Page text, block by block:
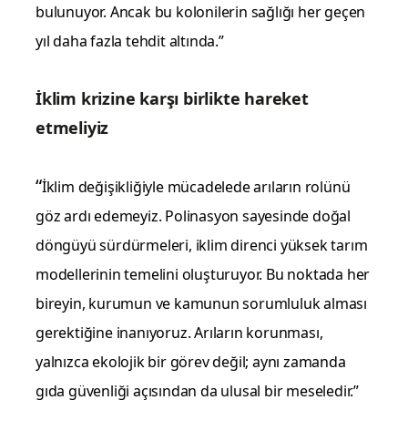
bulunuyor. Ancak bu kolonilerin sağlığı her geçen
yıl daha fazla tehdit altında.”
İklim krizine karşı birlikte hareket
etmeliyiz
“İklim değişikliğiyle mücadelede arıların rolünü
göz ardı edemeyiz. Polinasyon sayesinde doğal
döngüyü sürdürmeleri, iklim direnci yüksek tarım
modellerinin temelini oluşturuyor. Bu noktada her
bireyin, kurumun ve kamunun sorumluluk alması
gerektiğine inanıyoruz. Arıların korunması,
yalnızca ekolojik bir görev değil; aynı zamanda
gıda güvenliği açısından da ulusal bir meseledir.”